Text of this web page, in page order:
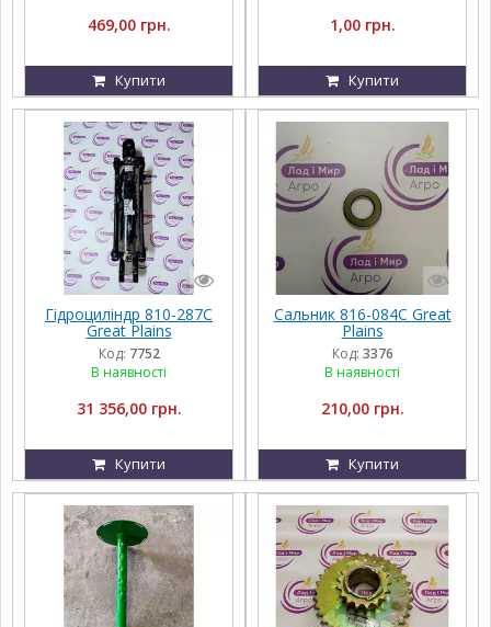
469,00 грн.
Купити
1,00 грн.
Купити
Гідроциліндр 810-287C
Great Plains
Код: 7752
В наявності
31 356,00 грн.
Купити
Сальник 816-084C Great
Plains
Код: 3376
В наявності
210,00 грн.
Купити